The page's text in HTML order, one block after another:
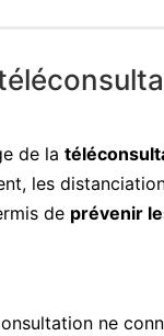
de la
les
de prévenir
ne